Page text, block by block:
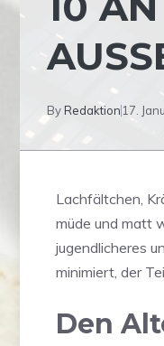
ByRedaktion 17.
Lachfältchen,
müde und matt
jugendlicheres
minimiert, der
Den